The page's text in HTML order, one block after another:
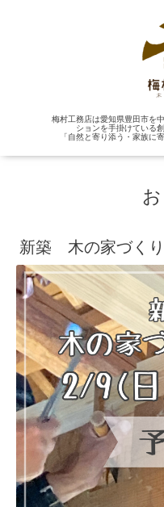
梅村工務店は愛知県豊田市を
ションを手掛けている
「自然と寄り添う・家族に
新築 木の家づく